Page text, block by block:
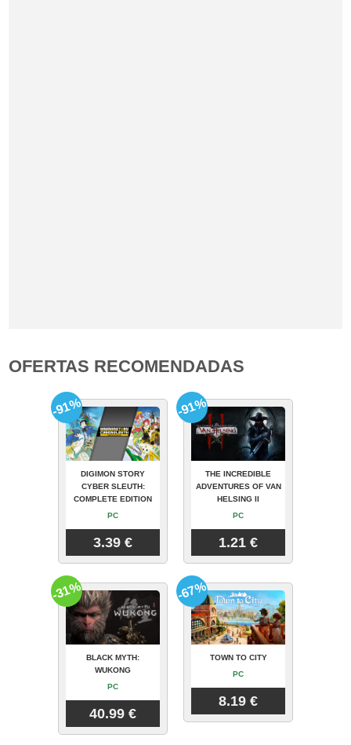
OFERTAS RECOMENDADAS
DIGIMON STORY
CYBER SLEUTH:
COMPLETE EDITION
PC
3.39 €
-91%
THE INCREDIBLE
ADVENTURES OF VAN
HELSING II
PC
1.21 €
-91%
BLACK MYTH:
WUKONG
PC
40.99 €
-31%
TOWN TO CITY
PC
8.19 €
-67%